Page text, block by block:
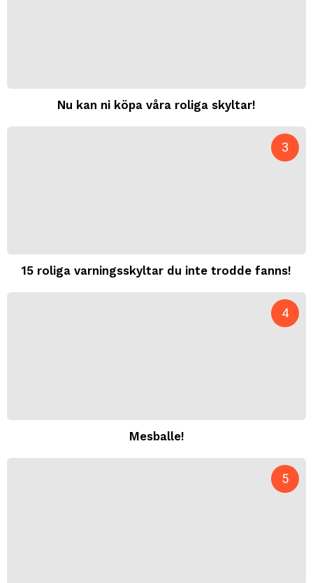
Nu kan ni köpa våra roliga skyltar!
15 roliga varningsskyltar du inte trodde fanns!
Mesballe!